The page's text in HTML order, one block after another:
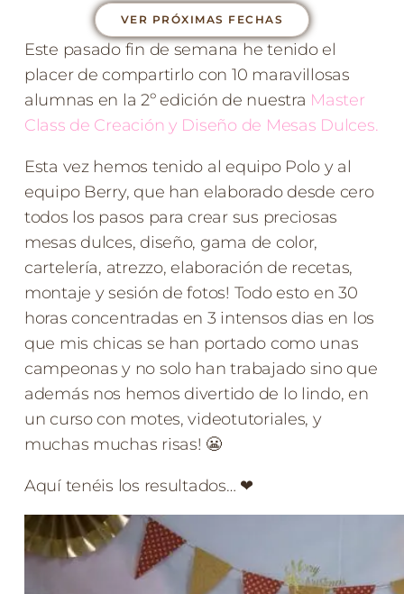
VER PRÓXIMAS FECHAS
Este pasado fin de semana he tenido el
placer de compartirlo con 10 maravillosas
alumnas en la 2º edición de nuestra Master
Class de Creación y Diseño de Mesas Dulces.
Esta vez hemos tenido al equipo Polo y al
equipo Berry, que han elaborado desde cero
todos los pasos para crear sus preciosas
mesas dulces, diseño, gama de color,
cartelería, atrezzo, elaboración de recetas,
montaje y sesión de fotos! Todo esto en 30
horas concentradas en 3 intensos dias en los
que mis chicas se han portado como unas
campeonas y no solo han trabajado sino que
además nos hemos divertido de lo lindo, en
un curso con motes, videotutoriales, y
muchas muchas risas! 😬
Aquí tenéis los resultados… ❤